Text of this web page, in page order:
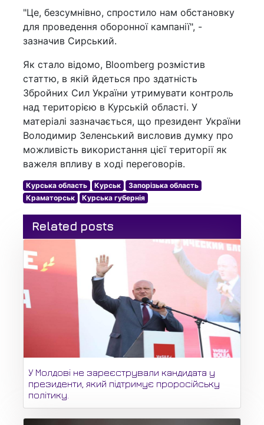
"Це, безсумнівно, спростило нам обстановку
для проведення оборонної кампанії", -
зазначив Сирський.
Як стало відомо, Bloomberg розмістив
статтю, в якій йдеться про здатність
Збройних Сил України утримувати контроль
над територією в Курській області. У
матеріалі зазначається, що президент України
Володимир Зеленський висловив думку про
можливість використання цієї території як
важеля впливу в ході переговорів.
Курська область Курськ
Запорізька область
Краматорськ
Курська губернія
Related posts
У Молдові не зареєстрували кандидата у
президенти, який підтримує проросійську
політику.